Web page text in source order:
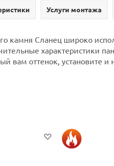
Услуги монтажа
камня Сланец широко
характеристики
вам оттенок, установите и